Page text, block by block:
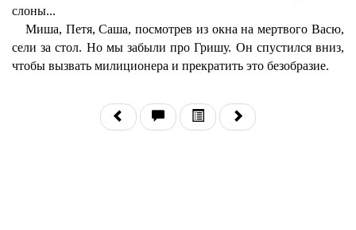
слоны...
Миша, Петя, Саша, посмотрев из окна на мертвого Васю,
сели за стол. Но мы забыли про Гришу. Он спустился вниз,
чтобы вызвать милиционера и прекратить это безобразие.